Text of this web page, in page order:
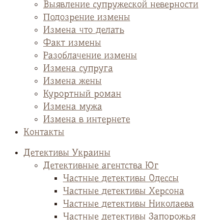
Выявление супружеской неверности
Подозрение измены
Измена что делать
Факт измены
Разоблачение измены
Измена супруга
Измена жены
Курортный роман
Измена мужа
Измена в интернете
Контакты
Детективы Украины
Детективные агентства Юг
Частные детективы Одессы
Частные детективы Херсона
Частные детективы Николаева
Частные детективы Запорожья